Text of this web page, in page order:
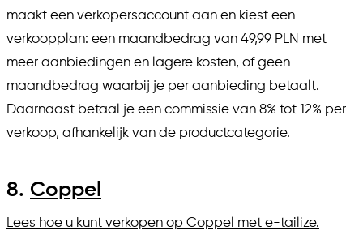
maakt een verkopersaccount aan en kiest een
verkoopplan: een maandbedrag van 49,99 PLN met
meer aanbiedingen en lagere kosten, of geen
maandbedrag waarbij je per aanbieding betaalt.
Daarnaast betaal je een commissie van 8% tot 12% per
verkoop, afhankelijk van de productcategorie.
8. Coppel
Lees hoe u kunt verkopen op Coppel met e-tailize.